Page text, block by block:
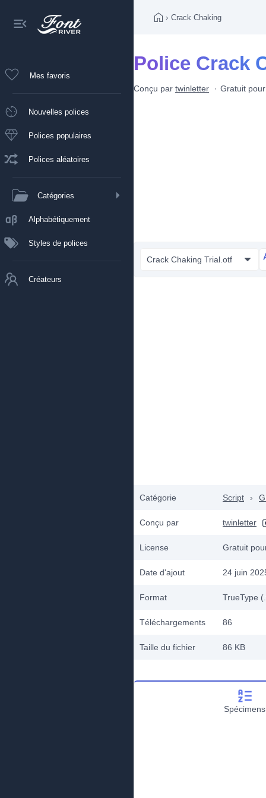
Mes favoris
Nouvelles polices
Polices populaires
Polices aléatoires
Catégories
Alphabétiquement
Styles de polices
Créateurs
› Crack Chaking
Police Crack
Conçu par twinletter Gratuit
Crack Chaking Trial.otf
Catégorie Script ›
Conçu par twinletter
License Gratuit
Date d'ajout 24 juin
Format TrueType
Téléchargements 86
Taille du fichier 86 KB
Spécimens